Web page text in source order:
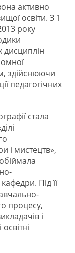
активно
освіти. З 1
року
дисциплін
здійснюючи
педагогічних
стала
і мистецтв»,
Під її
процесу,
і